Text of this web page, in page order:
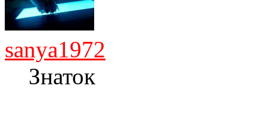
sanya1972
Знаток